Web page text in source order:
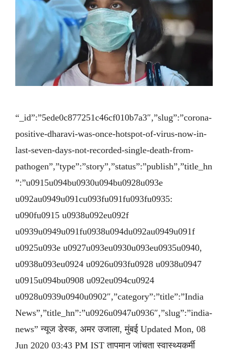
“_id”:”5ede0c877251c46cf010b7a3″,”slug”:”corona-
positive-dharavi-was-once-hotspot-of-virus-now-in-
last-seven-days-not-recorded-single-death-from-
pathogen”,”type”:”story”,”status”:”publish”,”title_hn
”:”u0915u094bu0930u094bu0928u093e
u092au0949u091cu093fu091fu093fu0935:
u090fu0915 u0938u092eu092f
u0939u0949u091fu0938u094du092au0949u091f
u0925u093e u0927u093eu0930u093eu0935u0940,
u0938u093eu0924 u0926u093fu0928 u0938u0947
u0915u094bu0908 u092eu094cu0924
u0928u0939u0940u0902″,”category”:”title”:”India
News”,”title_hn”:”u0926u0947u0936″,”slug”:”india-
news” न्यूज डेस्क, अमर उजाला, मुंबई Updated Mon, 08
Jun 2020 03:43 PM IST तापमान जांचता स्वास्थ्यकर्मी